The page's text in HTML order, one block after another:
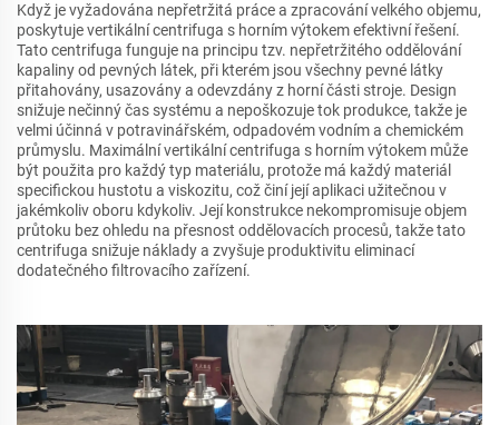
Když je vyžadována nepřetržitá práce a zpracování velkého objemu,
poskytuje vertikální centrifuga s horním výtokem efektivní řešení.
Tato centrifuga funguje na principu tzv. nepřetržitého oddělování
kapaliny od pevných látek, při kterém jsou všechny pevné látky
přitahovány, usazovány a odevzdány z horní části stroje. Design
snižuje nečinný čas systému a nepoškozuje tok produkce, takže je
velmi účinná v potravinářském, odpadovém vodním a chemickém
průmyslu. Maximální vertikální centrifuga s horním výtokem může
být použita pro každý typ materiálu, protože má každý materiál
specifickou hustotu a viskozitu, což činí její aplikaci užitečnou v
jakémkoliv oboru kdykoliv. Její konstrukce nekompromisuje objem
průtoku bez ohledu na přesnost oddělovacích procesů, takže tato
centrifuga snižuje náklady a zvyšuje produktivitu eliminací
dodatečného filtrovacího zařízení.